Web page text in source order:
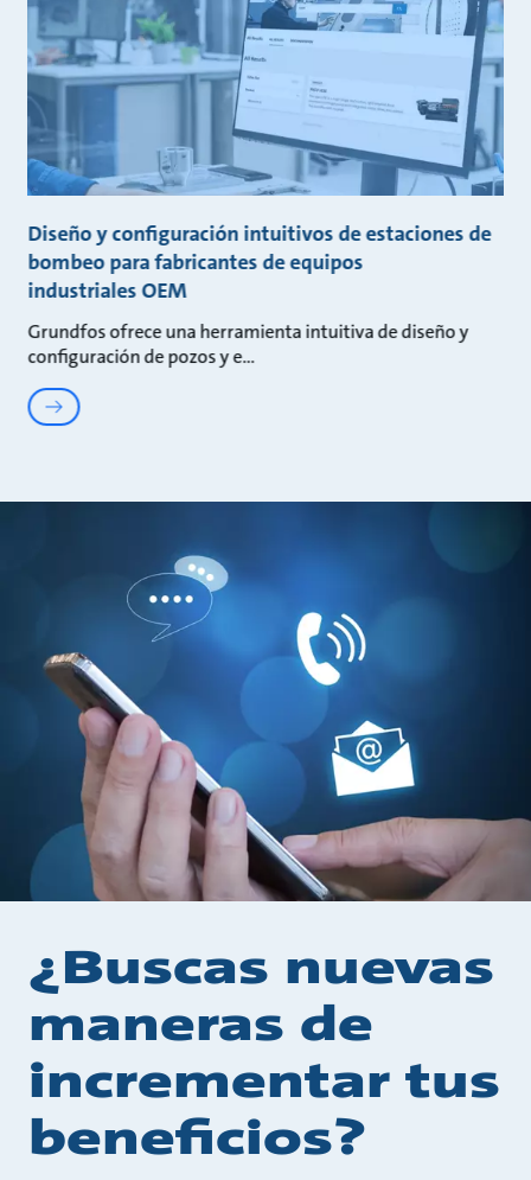
Diseño y configuración intuitivos de estaciones de
bombeo para fabricantes de equipos
industriales OEM
Grundfos ofrece una herramienta intuitiva de diseño y
configuración de pozos y e
¿Buscas nuevas
maneras de
incrementar tus
beneficios?